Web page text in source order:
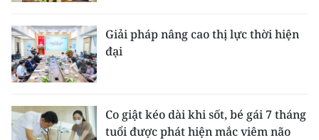
Giải pháp nâng cao thị lực thời hiện
đại
Co giật kéo dài khi sốt, bé gái 7 tháng
tuổi được phát hiện mắc viêm não